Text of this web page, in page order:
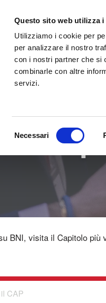
Questo sito web utilizza i
Utilizziamo i cookie per
per analizzare il nostro
con i nostri partner che si
combinarle con altre
servizi.
Necessari
BNI Marche
il
BNI, visita il Capitolo più